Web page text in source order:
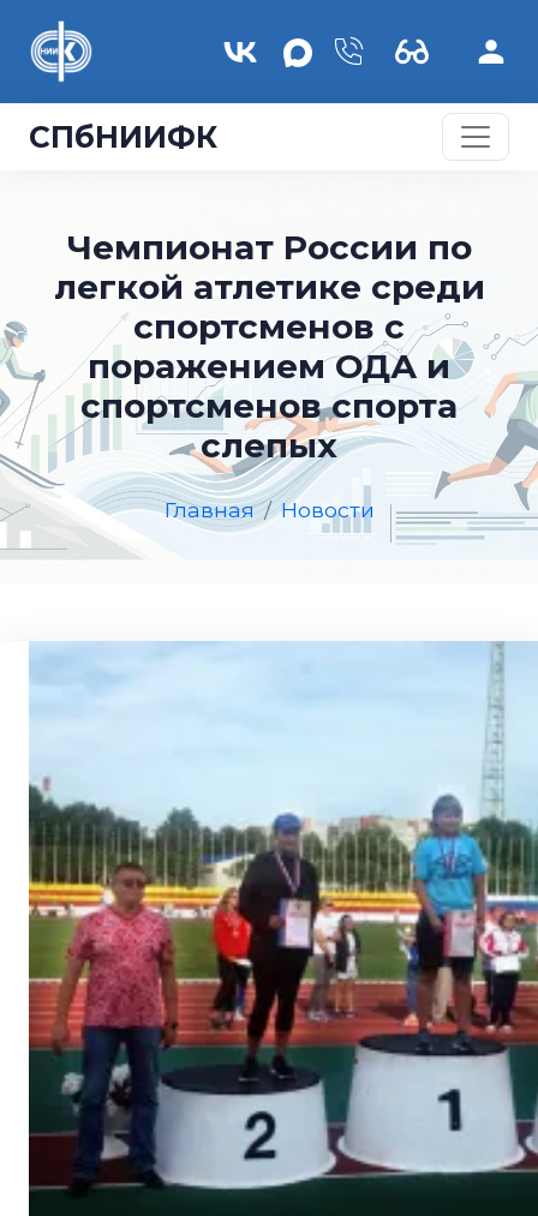
СПбНИИФК
Чемпионат России по
легкой атлетике среди
спортсменов с
поражением ОДА и
спортсменов спорта
слепых
Главная Новости